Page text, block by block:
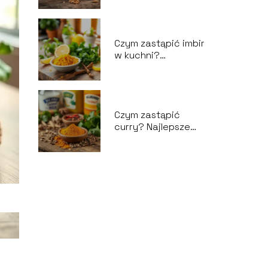
Czym zastąpić imbir
w kuchni?
Czym zastąpić
curry? Najlepsze